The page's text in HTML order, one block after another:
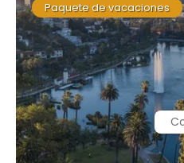
Paquete de vacaciones